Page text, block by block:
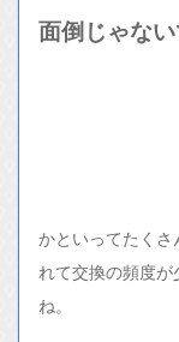
面倒じゃない
かといってたくさ
れて交換の頻度が
ね。